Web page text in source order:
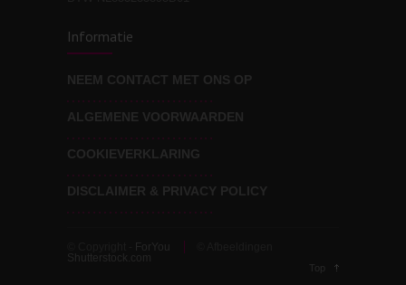
Wat voor leider wil jij
zijn?
Informatie
NEEM CONTACT MET ONS OP
ALGEMENE VOORWAARDEN
COOKIEVERKLARING
DISCLAIMER & PRIVACY POLICY
ForYou
Shutterstock.com
Top